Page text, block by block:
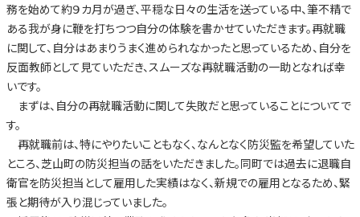
務を始めて約９カ月が過ぎ、平穏な日々の生活を送っている中、筆不精で
ある我が身に鞭を打ちつつ自分の体験を書かせていただきます。再就職
に関して、自分はあまりうまく進められなかったと思っているため、自分を
反面教師として見ていただき、スムーズな再就職活動の一助となれば幸
いです。
まずは、自分の再就職活動に関して失敗だと思っていることについてで
す。
再就職前は、特にやりたいこともなく、なんとなく防災監を希望していた
ところ、芝山町の防災担当の話をいただきました。同町では過去に退職自
衛官を防災担当として雇用した実績はなく、新規での雇用となるため、緊
張と期待が入り混じっていました。